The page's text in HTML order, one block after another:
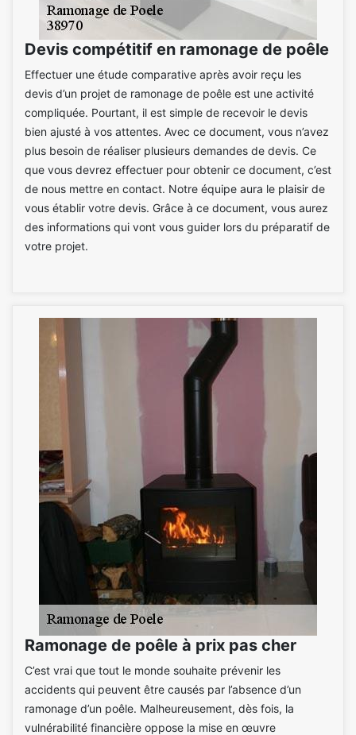
Devis compétitif en ramonage de poêle
Effectuer une étude comparative après avoir reçu les
devis d’un projet de ramonage de poêle est une activité
compliquée. Pourtant, il est simple de recevoir le devis
bien ajusté à vos attentes. Avec ce document, vous n’avez
plus besoin de réaliser plusieurs demandes de devis. Ce
que vous devrez effectuer pour obtenir ce document, c’est
de nous mettre en contact. Notre équipe aura le plaisir de
vous établir votre devis. Grâce à ce document, vous aurez
des informations qui vont vous guider lors du préparatif de
votre projet.
Ramonage de poêle à prix pas cher
C’est vrai que tout le monde souhaite prévenir les
accidents qui peuvent être causés par l’absence d’un
ramonage d’un poêle. Malheureusement, dès fois, la
vulnérabilité financière oppose la mise en œuvre